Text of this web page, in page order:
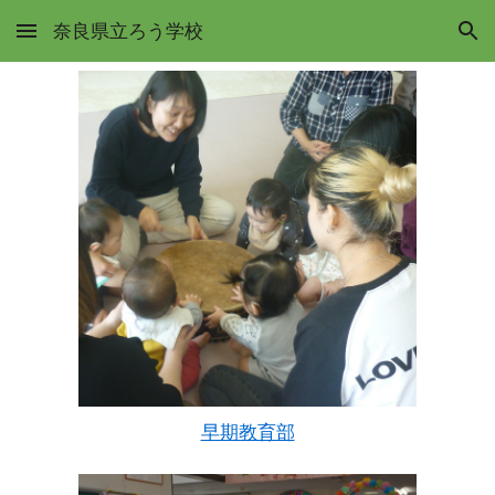
Skip to main content Skip to navigation
奈良県立ろう学校
早期教育部